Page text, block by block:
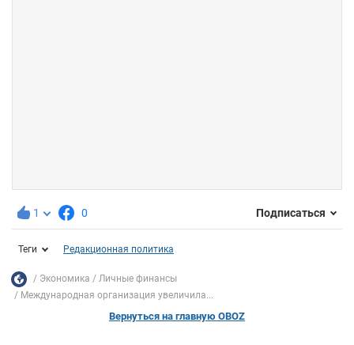
1 0 Подписаться
Теги Редакционная политика
Экономика
Личные финансы
Международная организация увеличила...
Вернуться на главную OBOZ